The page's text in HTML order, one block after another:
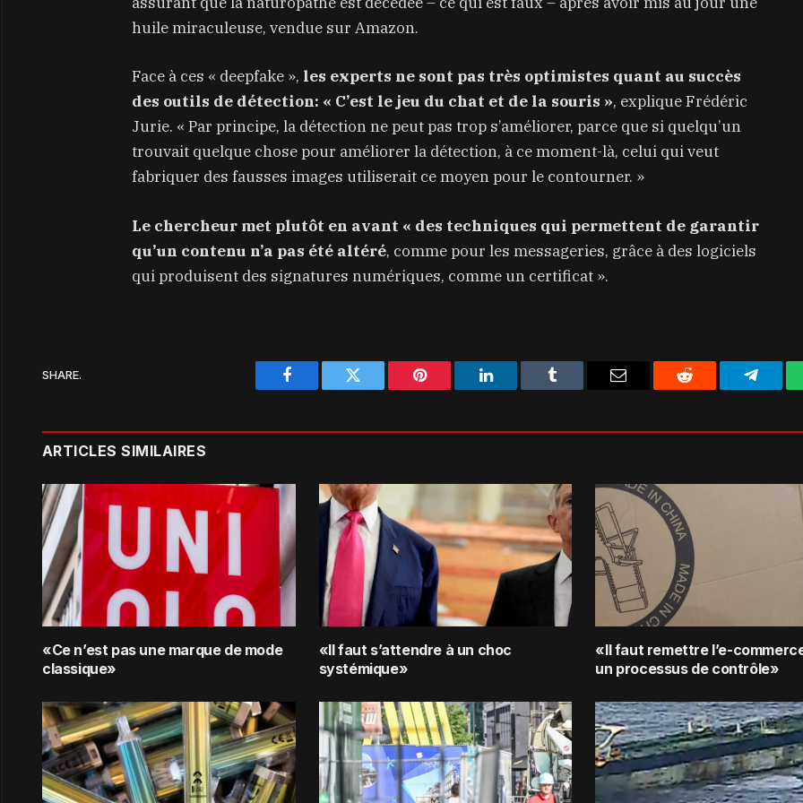
huile miraculeuse, vendue sur Amazon.
Face à ces « deepfake », les experts ne sont pas très optimistes quant au succès
des outils de détection: « C’est le jeu du chat et de la souris », explique Frédéric
Jurie. « Par principe, la détection ne peut pas trop s’améliorer, parce que si quelqu’un
trouvait quelque chose pour améliorer la détection, à ce moment-là, celui qui veut
fabriquer des fausses images utiliserait ce moyen pour le contourner. »
Le chercheur met plutôt en avant « des techniques qui permettent de garantir
qu’un contenu n’a pas été altéré, comme pour les messageries, grâce à des logiciels
qui produisent des signatures numériques, comme un certificat ».
SHARE.
Facebook Twitter Pinterest LinkedIn Tumblr Email Reddit
ARTICLES SIMILAIRES
«Ce n’est pas une marque de mode
classique»
«Il faut s’attendre à un choc
systémique»
«Il faut remettre l’e-
un processus de contrôle»